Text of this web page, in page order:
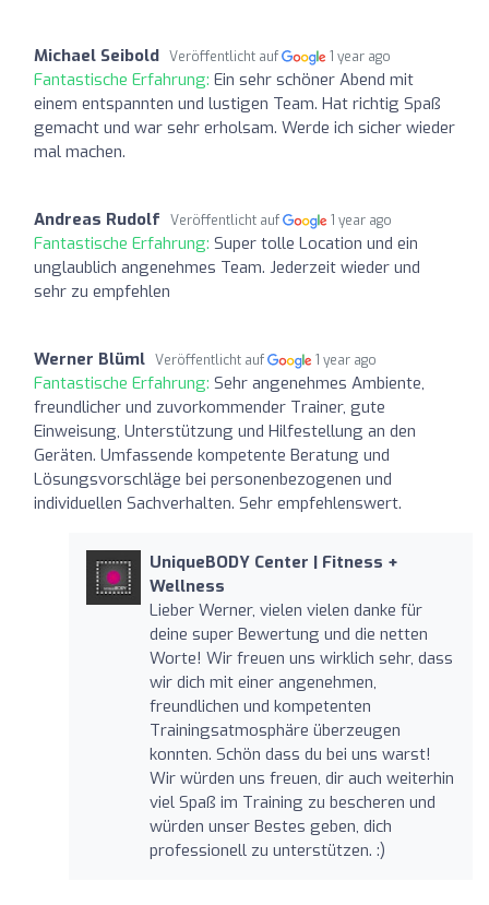
Michael Seibold Veröffentlicht auf 1 year ago
Fantastische Erfahrung: Ein sehr schöner Abend mit
einem entspannten und lustigen Team. Hat richtig Spaß
gemacht und war sehr erholsam. Werde ich sicher wieder
mal machen.
Andreas Rudolf Veröffentlicht auf 1 year ago
Fantastische Erfahrung: Super tolle Location und ein
unglaublich angenehmes Team. Jederzeit wieder und
sehr zu empfehlen
Werner Blüml Veröffentlicht auf 1 year ago
Fantastische Erfahrung: Sehr angenehmes Ambiente,
freundlicher und zuvorkommender Trainer, gute
Einweisung, Unterstützung und Hilfestellung an den
Geräten. Umfassende kompetente Beratung und
Lösungsvorschläge bei personenbezogenen und
individuellen Sachverhalten. Sehr empfehlenswert.
UniqueBODY Center | Fitness +
Wellness
Lieber Werner, vielen vielen danke für
deine super Bewertung und die netten
Worte! Wir freuen uns wirklich sehr, dass
wir dich mit einer angenehmen,
freundlichen und kompetenten
Trainingsatmosphäre überzeugen
konnten. Schön dass du bei uns warst!
Wir würden uns freuen, dir auch weiterhin
viel Spaß im Training zu bescheren und
würden unser Bestes geben, dich
professionell zu unterstützen. :)